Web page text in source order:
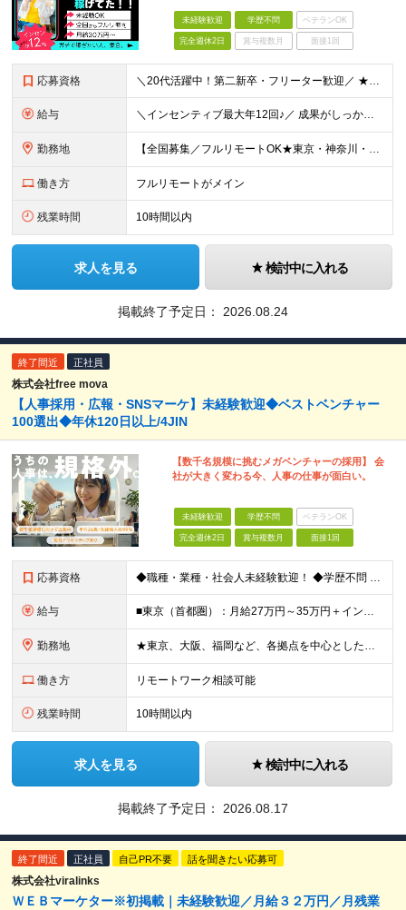
未経験歓迎 学歴不問 ベテランOK
完全週休2日 賞与複数月 面接1回
応募資格 ＼20代活躍中！第二新卒・フリーター歓迎／ ★未経験歓迎！学歴・転職回数不問★ ◎Instagram／TikTok／X／YouTubeなど、 SNSを見るのが好きな方大歓迎です♪ ＼100％ポテン
給与 ＼インセンティブ最大年12回♪／ 成果がしっかり収入に反映される給与制度です！ 月給30万円＋インセンティブ（最大年12回） ★スキル、適性に応じて優遇 【試用期間について】 ・期間：1年 ・給与
勤務地 【全国募集／フルリモートOK★東京・神奈川・埼玉・大阪・福岡で積極採用中】 在宅勤務、または関東（東京・神奈川・埼玉など）または関西（大阪府など）、九州（福岡）のプロジェクト先 ★フルリモート可（通
働き方 フルリモートがメイン
残業時間 10時間以内
求人を見る 検討中に入れる
掲載終了予定日： 2026.08.24
終了間近 正社員
株式会社free mova
【人事採用・広報・SNSマーケ】未経験歓迎◆ベストベンチャー
100選出◆年休120日以上/4JIN
【数千名規模に挑むメガベンチャーの採用】 会
社が大きく変わる今、人事の仕事が面白い。
未経験歓迎 学歴不問 ベテランOK
完全週休2日 賞与複数月 面接1回
応募資格 ◆職種・業種・社会人未経験歓迎！ ◆学歴不問 ◆34歳以下の方 ※若年層の長期キャリア形成のため ◎メンバーの99％が未経験入社 ◎人柄・ポテンシャル重視採用 ◎早期から活躍したい方大歓迎 経験や
給与 ■東京（首都圏）：月給27万円～35万円＋インセンティブ ■大阪：月給25万円～35万円＋インセンティブ ■その他地方：月給23万円～35万円＋インセンティブ ※上記の額には下記の固定残業代を含みま
勤務地 ★東京、大阪、福岡など、各拠点を中心とした全国採用 ★仙台、名古屋で積極採用中 ★希望に沿わない転勤なし ★U・Iターン歓迎 ■東京本社 東京都渋谷区道玄坂2-25-12 道玄坂通3階3-1a ■
働き方 リモートワーク相談可能
残業時間 10時間以内
求人を見る 検討中に入れる
掲載終了予定日： 2026.08.17
終了間近 正社員 自己PR不要 話を聞きたい応募可
株式会社viralinks
ＷＥＢマーケター※初掲載｜未経験歓迎／月給３２万円／月残業